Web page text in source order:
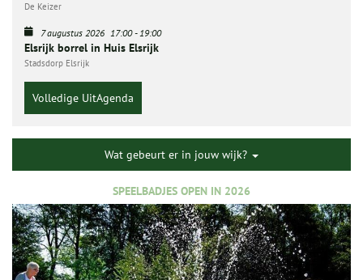
De Keizer
7 augustus 2026 17:00-19:00
Elsrijk borrel in Huis Elsrijk
Stadsdorp Elsrijk
Volledige UitAgenda
Wat gebeurt er in jouw wijk?
SPEELBADJES OPEN IN 2026